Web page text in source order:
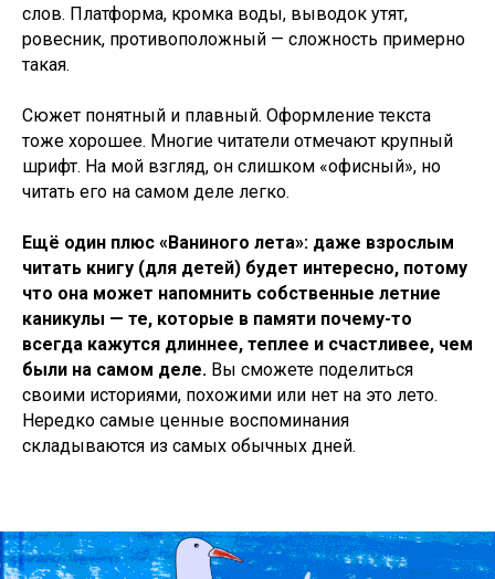
слов. Платформа, кромка воды, выводок утят,
ровесник, противоположный — сложность примерно
такая.
Сюжет понятный и плавный. Оформление текста
тоже хорошее. Многие читатели отмечают крупный
шрифт. На мой взгляд, он слишком «офисный», но
читать его на самом деле легко.
Ещё один плюс «Ваниного лета»: даже взрослым
читать книгу (для детей) будет интересно, потому
что она может напомнить собственные летние
каникулы — те, которые в памяти почему-то
всегда кажутся длиннее, теплее и счастливее, чем
были на самом деле. Вы сможете поделиться
своими историями, похожими или нет на это лето.
Нередко самые ценные воспоминания
складываются из самых обычных дней.